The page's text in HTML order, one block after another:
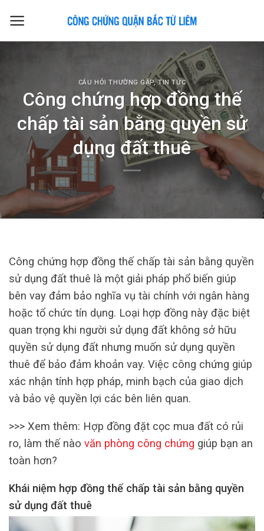
CÂU HỎI THƯỜNG GẶP,TIN TỨC
Công chứng hợp đồng thế
chấp tài sản bằng quyền sử
dụng đất thuê
Công chứng hợp đồng thế chấp tài sản bằng quyền
sử dụng đất thuê là một giải pháp phổ biến giúp
bên vay đảm bảo nghĩa vụ tài chính với ngân hàng
hoặc tổ chức tín dụng. Loại hợp đồng này đặc biệt
quan trọng khi người sử dụng đất không sở hữu
quyền sử dụng đất nhưng muốn sử dụng quyền
thuê để bảo đảm khoản vay. Việc công chứng giúp
xác nhận tính hợp pháp, minh bạch của giao dịch
và bảo vệ quyền lợi các bên liên quan.
>>> Xem thêm: Hợp đồng đặt cọc mua đất có rủi
ro, làm thế nào văn phòng công chứng giúp bạn an
toàn hơn?
Khái niệm hợp đồng thế chấp tài sản bằng quyền
sử dụng đất thuê